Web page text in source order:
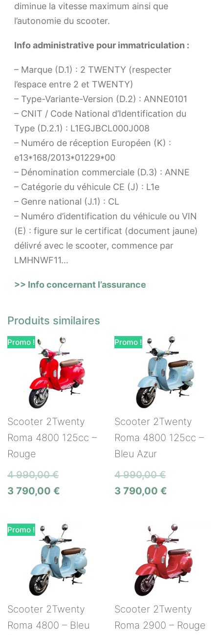
diminue la vitesse maximum ainsi que
l’autonomie du scooter.
Info administrative pour immatriculation :
– Marque (D.1) : 2 TWENTY (respecter
l’espace entre 2 et TWENTY)
– Type-Variante-Version (D.2) : ANNE0101
– CNIT / Code National d’Identification du
Type (D.2.1) : L1EGJBCL000J008
– Numéro de réception Européen (K) :
e13*168/2013*01229*00
– Dénomination commerciale (D.3) : ANNE
– Catégorie du véhicule CE (J) : L1e
– Genre national (J.1) : CL
– Numéro d’identification du véhicule ou VIN
(E) : figure sur le certificat (document jaune)
délivré avec le scooter, commence par
LMHNWF11…
>> Info concernant l’assurance
Produits similaires
Promo !
Scooter 2Twenty
Roma 4800 125cc –
Rouge
4 990,00€
3 790,00 €
Promo !
Scooter 2Twenty
Roma 4800 125cc –
Bleu Azur
4 990,00€
3 790,00 €
Promo !
Scooter 2Twenty
Roma 4800 – Bleu
Scooter 2Twenty
Roma 2900 – Rouge